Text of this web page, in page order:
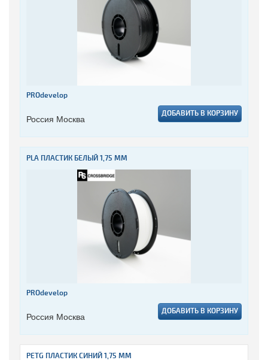
PROdevelop
Россия Москва ДОБАВИТЬ В КОРЗИНУ
PLA ПЛАСТИК БЕЛЫЙ 1,75 ММ
PROdevelop
Россия Москва ДОБАВИТЬ В КОРЗИНУ
PETG ПЛАСТИК СИНИЙ 1,75 ММ